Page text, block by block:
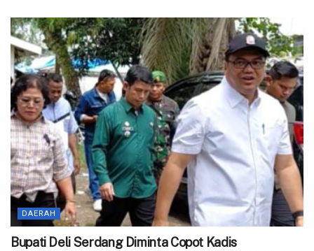
DAERAH
Bupati Deli Serdang Diminta Copot Kadis